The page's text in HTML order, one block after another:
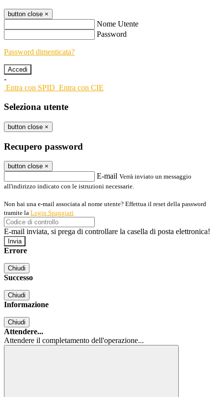
button close ×
Nome Utente
Password
Password dimenticata?
-
Entra con SPID Entra con CIE
Seleziona utente
button close ×
Recupero password
button close ×
E-mail Verrà inviato un messaggio
all'indirizzo indicato con le istruzioni necessarie.
Non hai una e-mail associata al nome utente? Effettua il reset della password
tramite la Login Spaggiari
E-mail inviata, si prega di controllare la casella di posta elettronica!
Errore
Chiudi
Successo
Chiudi
Informazione
Chiudi
Attendere...
Attendere il completamento dell'operazione...